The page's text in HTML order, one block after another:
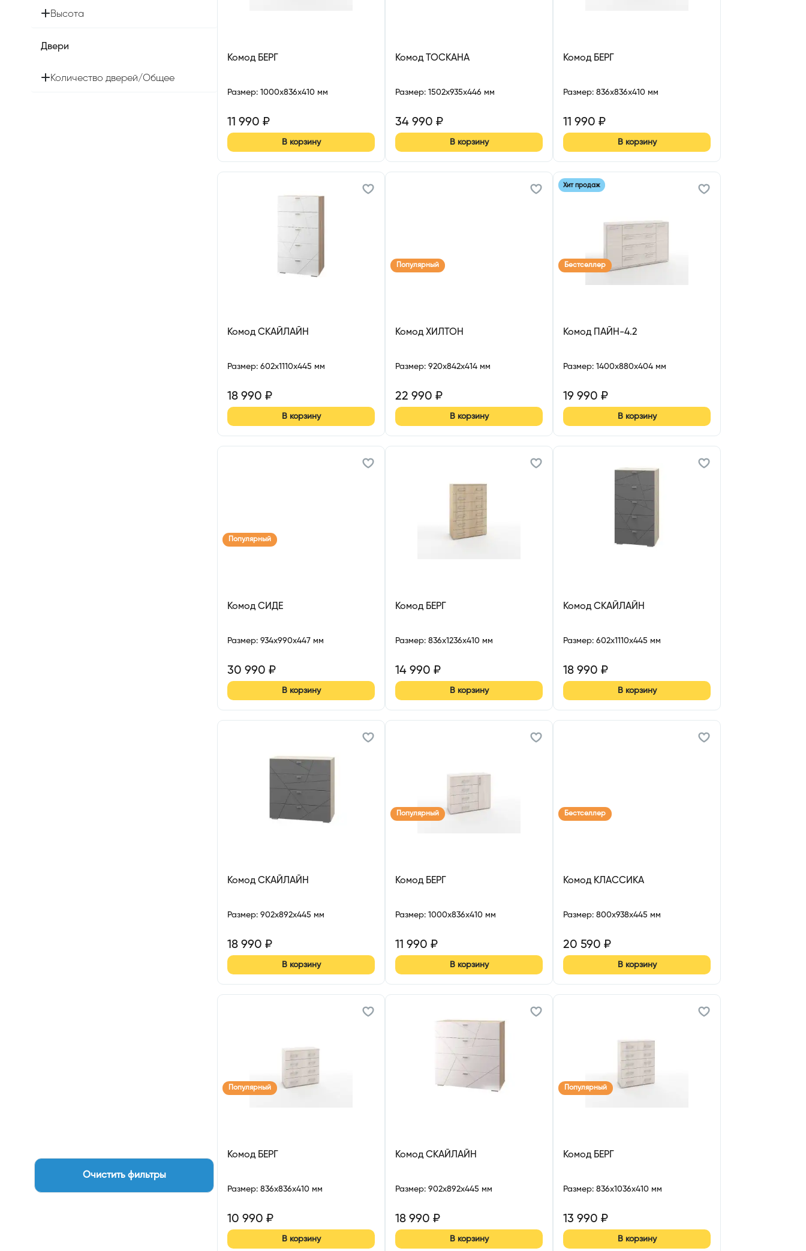
Высота
Двери
Количество дверей/Общее
Очистить фильтры
Комод БЕРГ
Размер: 1000x836x410 мм
11 990 ₽
В корзину
Комод ТОСКАНА
Размер: 1502x935x446 мм
34 990 ₽
В корзину
Комод БЕРГ
Размер: 836x836x410 мм
11 990 ₽
В корзину
Комод СКАЙЛАЙН
Размер: 602x1110x445 мм
18 990 ₽
В корзину
Популярный
Комод ХИЛТОН
Размер: 920x842x414 мм
22 990 ₽
В корзину
Хит продаж
Бестселлер
Комод ПАЙН-4.2
Размер: 1400x880x404 мм
19 990 ₽
В корзину
Популярный
Комод СИДЕ
Размер: 934x990x447 мм
30 990 ₽
В корзину
Комод БЕРГ
Размер: 836x1236x410 мм
14 990 ₽
В корзину
Комод СКАЙЛАЙН
Размер: 602x1110x445 мм
18 990 ₽
В корзину
Комод СКАЙЛАЙН
Размер: 902x892x445 мм
18 990 ₽
В корзину
Популярный
Комод БЕРГ
Размер: 1000x836x410 мм
11 990 ₽
В корзину
Бестселлер
Комод КЛАССИКА
Размер: 800x938x445 мм
20 590 ₽
В корзину
Популярный
Комод БЕРГ
Размер: 836x836x410 мм
10 990 ₽
В корзину
Комод СКАЙЛАЙН
Размер: 902x892x445 мм
18 990 ₽
В корзину
Популярный
Комод БЕРГ
Размер: 836x1036x410 мм
13 990 ₽
В корзину